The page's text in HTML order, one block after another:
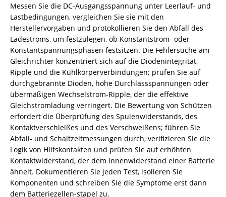
Messen Sie die DC-Ausgangsspannung unter Leerlauf- und
Lastbedingungen, vergleichen Sie sie mit den
Herstellervorgaben und protokollieren Sie den Abfall des
Ladestroms, um festzulegen, ob Konstantstrom‑ oder
Konstantspannungsphasen festsitzen. Die Fehlersuche am
Gleichrichter konzentriert sich auf die Diodenintegrität,
Ripple und die Kühlkörperverbindungen; prüfen Sie auf
durchgebrannte Dioden, hohe Durchlassspannungen oder
übermäßigen Wechselstrom‑Ripple, der die effektive
Gleichstromladung verringert. Die Bewertung von Schützen
erfordert die Überprüfung des Spulenwiderstands, des
Kontaktverschleißes und des Verschweißens; führen Sie
Abfall‑ und Schaltzeitmessungen durch, verifizieren Sie die
Logik von Hilfskontakten und prüfen Sie auf erhöhten
Kontaktwiderstand, der dem Innenwiderstand einer Batterie
ähnelt. Dokumentieren Sie jeden Test, isolieren Sie
Komponenten und schreiben Sie die Symptome erst dann
dem Batteriezellen‑stapel zu.